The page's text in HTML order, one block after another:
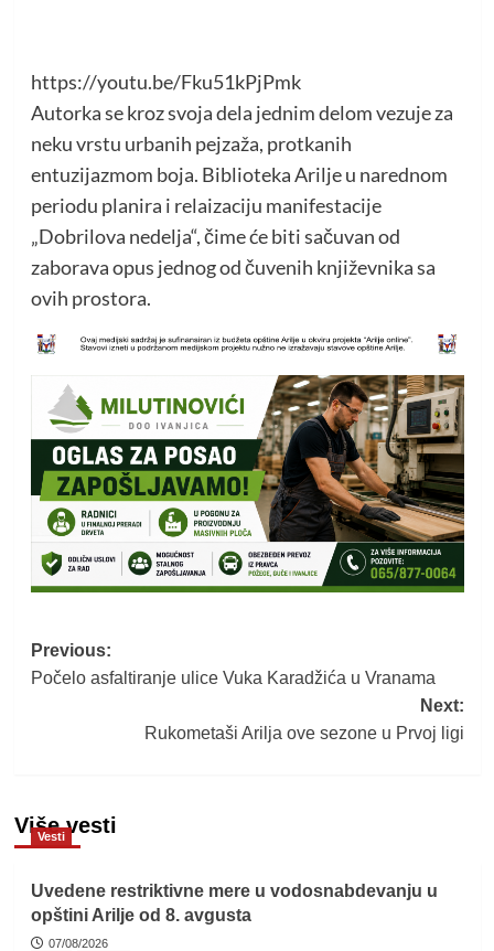
https://youtu.be/Fku51kPjPmk
Autorka se kroz svoja dela jednim delom vezuje za
neku vrstu urbanih pejzaža, protkanih
entuzijazmom boja. Biblioteka Arilje u narednom
periodu planira i relaizaciju manifestacije
„Dobrilova nedelja“, čime će biti sačuvan od
zaborava opus jednog od čuvenih književnika sa
ovih prostora.
Post
navigation
Previous:
Počelo asfaltiranje ulice Vuka Karadžića u Vranama
Next:
Rukometaši Arilja ove sezone u Prvoj ligi
Više vesti
Vesti
Uvedene restriktivne mere u vodosnabdevanju u
opštini Arilje od 8. avgusta
07/08/2026